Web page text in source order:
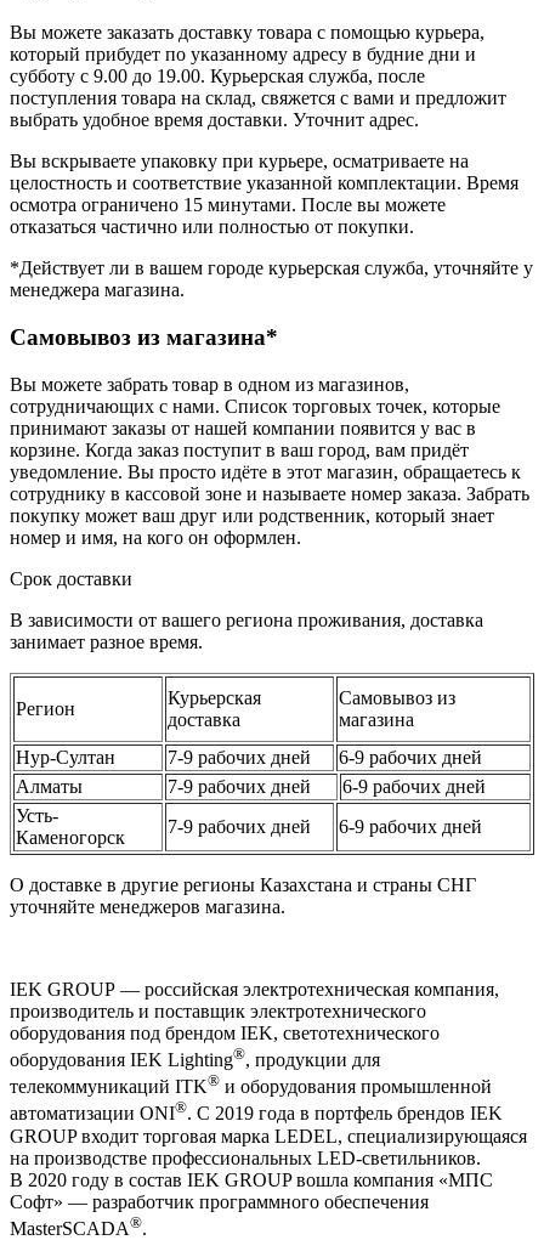
Вы можете заказать доставку товара с помощью курьера,
который прибудет по указанному адресу в будние дни и
субботу с 9.00 до 19.00. Курьерская служба, после
поступления товара на склад, свяжется с вами и предложит
выбрать удобное время доставки. Уточнит адрес.
Вы вскрываете упаковку при курьере, осматриваете на
целостность и соответствие указанной комплектации. Время
осмотра ограничено 15 минутами. После вы можете
отказаться частично или полностью от покупки.
*Действует ли в вашем городе курьерская служба, уточняйте у
менеджера магазина.
Самовывоз из магазина*
Вы можете забрать товар в одном из магазинов,
сотрудничающих с нами. Список торговых точек, которые
принимают заказы от нашей компании появится у вас в
корзине. Когда заказ поступит в ваш город, вам придёт
уведомление. Вы просто идёте в этот магазин, обращаетесь к
сотруднику в кассовой зоне и называете номер заказа. Забрать
покупку может ваш друг или родственник, который знает
номер и имя, на кого он оформлен.
Срок доставки
В зависимости от вашего региона проживания, доставка
занимает разное время.
Регион
Курьерская
доставка
Самовывоз из
магазина
Нур-Султан
7-9 рабочих дней
6-9 рабочих дней
Алматы
7-9 рабочих дней
6-9 рабочих дней
Усть-
Каменогорск
7-9 рабочих дней 6-9 рабочих дней
О доставке в другие регионы Казахстана и страны СНГ
уточняйте менеджеров магазина.
IEK GROUP — российская электротехническая компания,
производитель и поставщик электротехнического
оборудования под брендом IEK, светотехнического
оборудования IEK Lighting®, продукции для
телекоммуникаций ITK® и оборудования промышленной
автоматизации ONI®. С 2019 года в портфель брендов IEK
GROUP входит торговая марка LEDEL, специализирующаяся
на производстве профессиональных LED-светильников.
В 2020 году в состав IEK GROUP вошла компания «МПС
Софт» — разработчик программного обеспечения
MasterSCADA®.